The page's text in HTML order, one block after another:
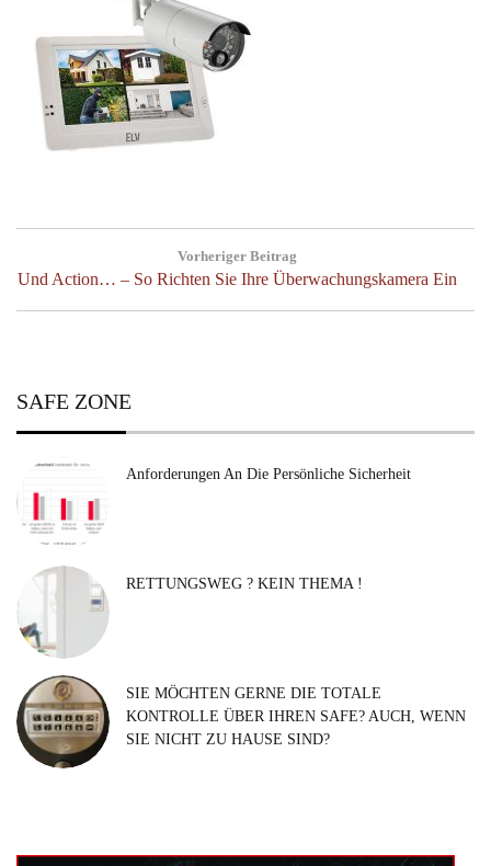
Vorheriger Beitrag
Previous
Und Action… – So Richten Sie Ihre Überwachungskamera Ein
SAFE ZONE
Anforderungen An Die Persönliche Sicherheit
RETTUNGSWEG ? KEIN THEMA !
SIE MÖCHTEN GERNE DIE TOTALE
KONTROLLE ÜBER IHREN SAFE? AUCH, WENN
SIE NICHT ZU HAUSE SIND?